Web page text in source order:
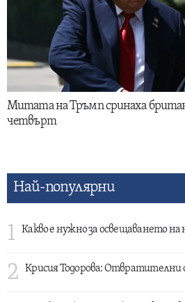
Митата на Тръмп сринаха
четвърт
Най-популярни
1 Какво е нужно за освещаването на
2 Крисия Тодорова: Отвратителни